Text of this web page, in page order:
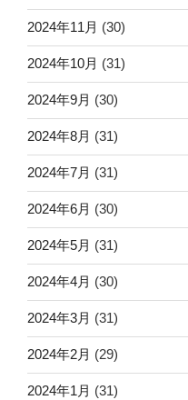
2024年11月 (30)
2024年10月 (31)
2024年9月 (30)
2024年8月 (31)
2024年7月 (31)
2024年6月 (30)
2024年5月 (31)
2024年4月 (30)
2024年3月 (31)
2024年2月 (29)
2024年1月 (31)